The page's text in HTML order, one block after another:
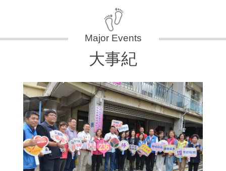
大事紀